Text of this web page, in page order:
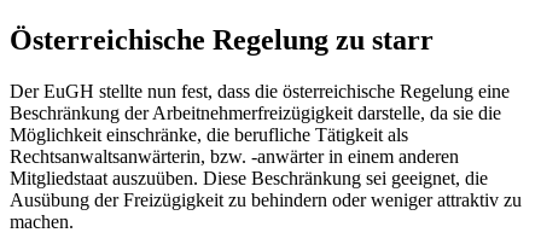
Österreichische Regelung zu starr
DerEuGH stellte nun fest, dass die österreichische Regelung eine
Beschränkung der Arbeitnehmerfreizügigkeit darstelle, da sie die
Möglichkeit einschränke, die berufliche Tätigkeit als
Rechtsanwaltsanwärterin, bzw. -anwärter in einem anderen
Mitgliedstaat auszuüben. Diese Beschränkung sei geeignet, die
Ausübung der Freizügigkeit zu behindern oder weniger attraktiv zu
machen.